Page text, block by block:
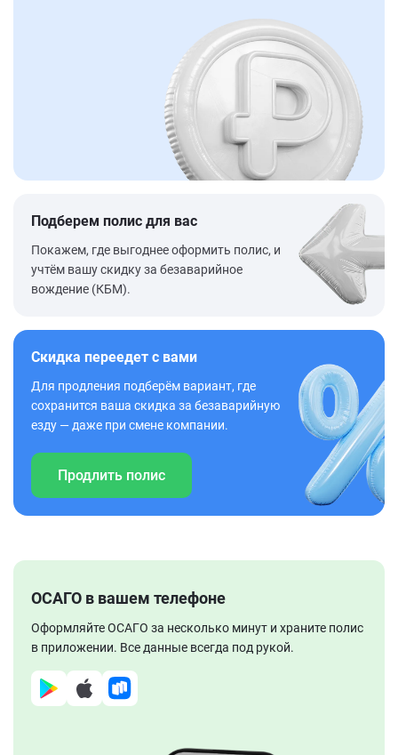
Подберем полис для вас
Покажем, где выгоднее оформить полис, и
учтём вашу скидку за безаварийное
вождение (КБМ).
Скидка переедет с вами
Для продления подберём вариант, где
сохранится ваша скидка за безаварийную
езду — даже при смене компании.
Продлить полис
ОСАГО в вашем телефоне
Оформляйте ОСАГО за несколько минут и храните полис
в приложении. Все данные всегда под рукой.